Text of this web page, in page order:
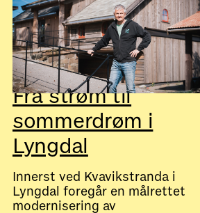
July 28, 2026
Nyheter
Fra strøm til
sommerdrøm i
Lyngdal
Innerst ved Kvavikstranda i
Lyngdal foregår en målrettet
modernisering av